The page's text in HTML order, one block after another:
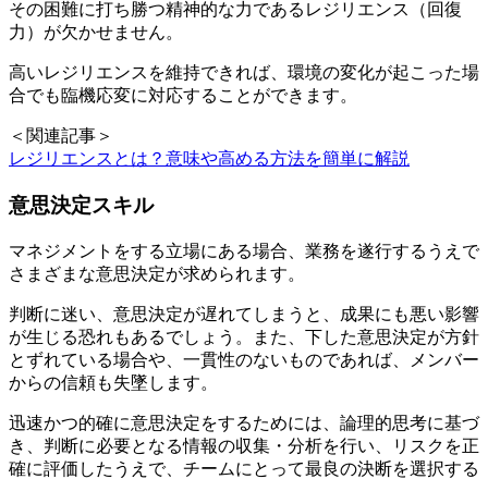
その困難に打ち勝つ精神的な力であるレジリエンス（回復
力）が欠かせません。
高いレジリエンスを維持できれば、環境の変化が起こった場
合でも臨機応変に対応することができます。
＜関連記事＞
レジリエンスとは？意味や高める方法を簡単に解説
意思決定スキル
マネジメントをする立場にある場合、業務を遂行するうえで
さまざまな意思決定が求められます。
判断に迷い、意思決定が遅れてしまうと、成果にも悪い影響
が生じる恐れもあるでしょう。また、下した意思決定が方針
とずれている場合や、一貫性のないものであれば、メンバー
からの信頼も失墜します。
迅速かつ的確に意思決定をするためには、論理的思考に基づ
き、判断に必要となる情報の収集・分析を行い、リスクを正
確に評価したうえで、チームにとって最良の決断を選択する